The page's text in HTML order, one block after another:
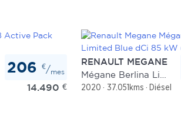
Manual14.490 €
206 €/mes
RENAULT MEGANE
2020 37.051kms Diésel